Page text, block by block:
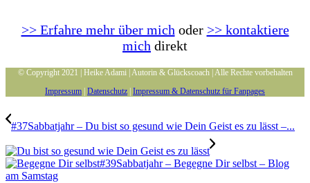
>> Erfahre mehr über mich oder >> kontaktiere
mich direkt
© Copyright 2021 | Heike Adami | Autorin & Glückscoach | Alle Rechte vorbehalten
Impressum Datenschutz Impressum & Datenschutz für Fanpages
#37Sabbatjahr – Du bist so gesund wie Dein Geist es zu lässt –...
#39Sabbatjahr – Begegne Dir selbst – Blog
am Samstag